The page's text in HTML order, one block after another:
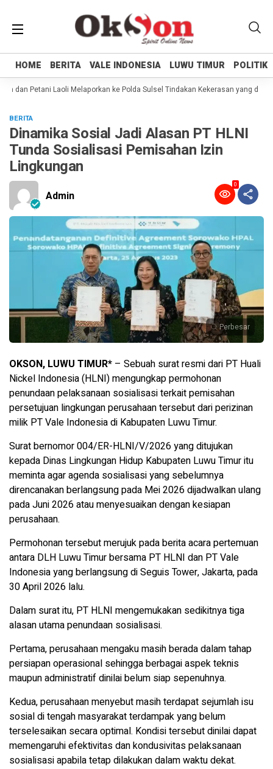
HOME BERITA VALE INDONESIA LUWU TIMUR POLITIK
HOME BERITA VALE INDONESIA LUWU TIMUR POLITIK
dan Petani Laoli Melaporkan ke Polda Sulsel Tindakan Kekerasan yang
BERITA
Dinamika Sosial Jadi Alasan PT HLNI
Tunda Sosialisasi Pemisahan Izin
Lingkungan
Admin
0
Perbesar
OKSON, LUWU TIMUR* – Sebuah surat resmi dari PT Huali
Nickel Indonesia (HLNI) mengungkap permohonan
penundaan pelaksanaan sosialisasi terkait pemisahan
persetujuan lingkungan perusahaan tersebut dari perizinan
milik PT Vale Indonesia di Kabupaten Luwu Timur.
Surat bernomor 004/ER-HLNI/V/2026 yang ditujukan
kepada Dinas Lingkungan Hidup Kabupaten Luwu Timur itu
meminta agar agenda sosialisasi yang sebelumnya
direncanakan berlangsung pada Mei 2026 dijadwalkan ulang
pada Juni 2026 atau menyesuaikan dengan kesiapan
perusahaan.
Permohonan tersebut merujuk pada berita acara pertemuan
antara DLH Luwu Timur bersama PT HLNI dan PT Vale
Indonesia yang berlangsung di Seguis Tower, Jakarta, pada
30 April 2026 lalu.
Dalam surat itu, PT HLNI mengemukakan sedikitnya tiga
alasan utama penundaan sosialisasi.
Pertama, perusahaan mengaku masih berada dalam tahap
persiapan operasional sehingga berbagai aspek teknis
maupun administratif dinilai belum siap sepenuhnya.
Kedua, perusahaan menyebut masih terdapat sejumlah isu
sosial di tengah masyarakat terdampak yang belum
terselesaikan secara optimal. Kondisi tersebut dinilai dapat
memengaruhi efektivitas dan kondusivitas pelaksanaan
sosialisasi apabila tetap dilakukan dalam waktu dekat.